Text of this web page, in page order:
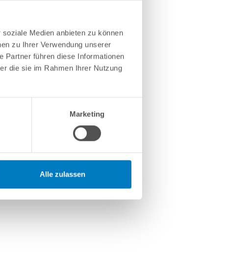
Medien anbieten zu können
zu Ihrer Verwendung unserer
Partner führen diese Informationen
die sie im Rahmen Ihrer Nutzung
Marketing
Alle zulassen